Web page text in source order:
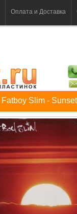
Оплата и Доставка
Fatboy Slim -